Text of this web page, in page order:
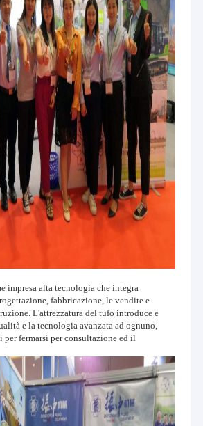
impresa alta tecnologia che integra
fabbricazione, le vendite e
L'attrezzatura del tufo introduce e
e la tecnologia avanzata ad ognuno,
fermarsi per consultazione ed il